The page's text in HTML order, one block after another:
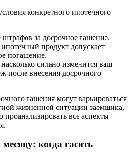
конкретного ипотечного
за досрочное гашение.
продукт допускает
погашение.
сильно изменится ваш
после внесения досрочного
гашения могут варьироваться
жизненной ситуации заемщика,
все аспекты
когда гасить